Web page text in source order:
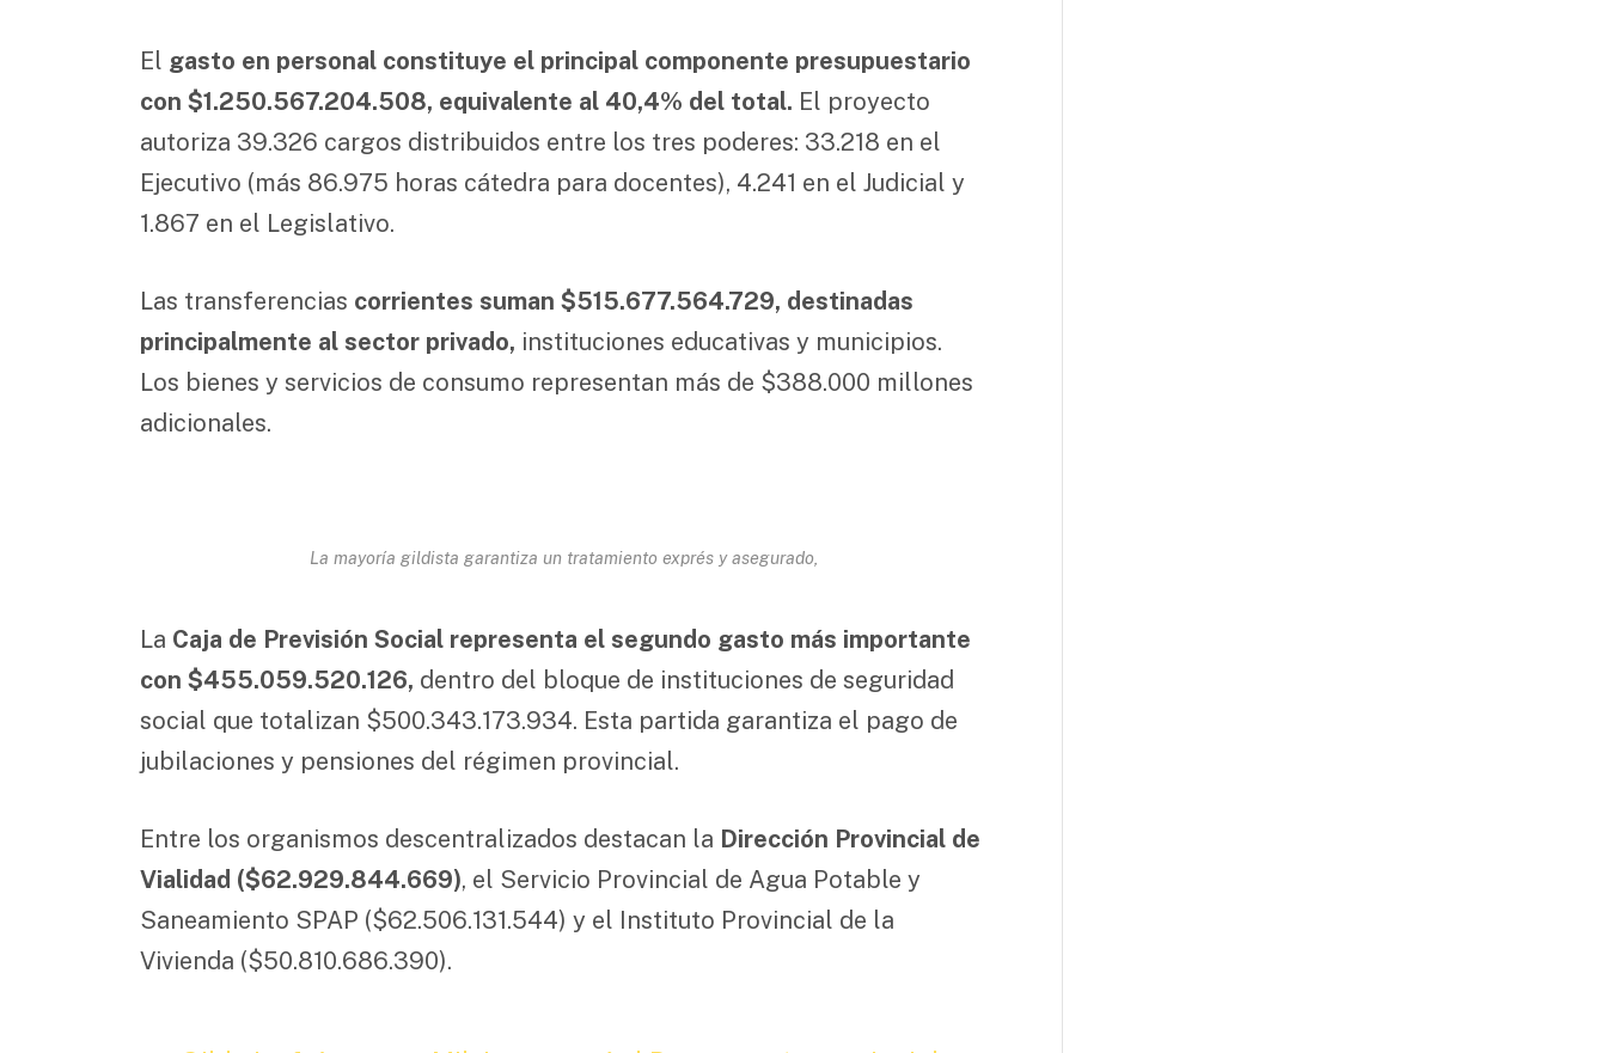
El gasto en personal constituye el principal componente presupuestario
con $1.250.567.204.508, equivalente al 40,4% del total. El proyecto
autoriza 39.326 cargos distribuidos entre los tres poderes: 33.218 en el
Ejecutivo (más 86.975 horas cátedra para docentes), 4.241 en el Judicial y
1.867 en el Legislativo.
Las transferencias corrientes suman $515.677.564.729, destinadas
principalmente al sector privado, instituciones educativas y municipios.
Los bienes y servicios de consumo representan más de $388.000 millones
adicionales.
La mayoría gildista garantiza un tratamiento exprés y asegurado,
La Caja de Previsión Social representa el segundo gasto más importante
con $455.059.520.126, dentro del bloque de instituciones de seguridad
social que totalizan $500.343.173.934. Esta partida garantiza el pago de
jubilaciones y pensiones del régimen provincial.
Entre los organismos descentralizados destacan la Dirección Provincial de
Vialidad ($62.929.844.669), el Servicio Provincial de Agua Potable y
Saneamiento SPAP ($62.506.131.544) y el Instituto Provincial de la
Vivienda ($50.810.686.390).